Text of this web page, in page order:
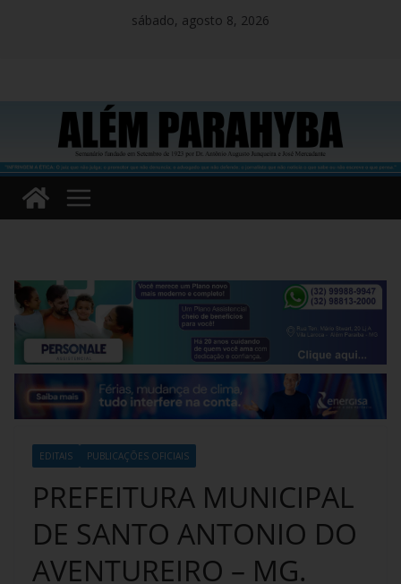
sábado, agosto 8, 2026
EDITAIS PUBLICAÇÕES OFICIAIS
PREFEITURA MUNICIPAL
DE SANTO ANTONIO DO
AVENTUREIRO – MG.